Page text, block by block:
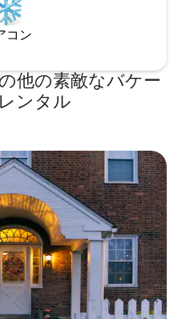
コン
他の素敵なバケー
ンタル